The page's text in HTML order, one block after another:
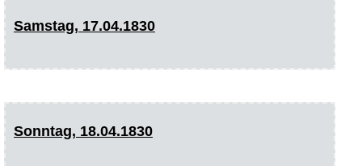
Samstag, 17.04.1830
Sonntag, 18.04.1830